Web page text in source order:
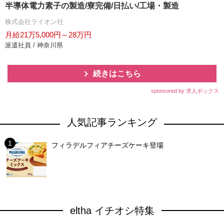
半導体電力素子の製造/寮完備/日払い/工場・製造
株式会社ライオン社
月給21万5,000円～28万円
派遣社員 / 神奈川県
続きはこちら
sponsored by 求人ボックス
人気記事ランキング
フィラデルフィアチーズケーキ登場
eltha イチオシ特集